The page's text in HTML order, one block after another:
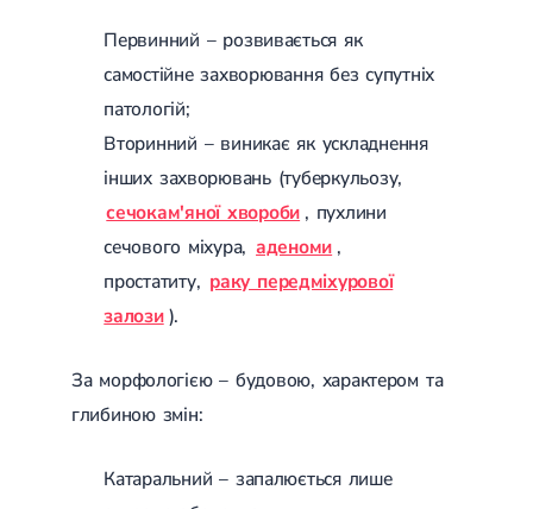
Нецукровий діабет
Дифузний токсичний зоб (Базедова хвороба)
Вузловий зоб
Дифузний зоб
Підгострий тиреоїдит
Аутоиммунный тиреоидит
Хронічний тиреоїдит
Гіпертиреоз
Хвороба Іценко-Кушинга
Гірсутизм
Кіста щитовидної залози
Метаболічний синдром
Ультразвукова терапія
Первинний – розвивається як
самостійне захворювання без супутніх
патологій;
Вторинний – виникає як ускладнення
інших захворювань (туберкульозу,
сечокам'яної хвороби , пухлини
сечового міхура, аденоми ,
простатиту, раку передміхурової
залози).
За морфологією – будовою, характером та
глибиною змін:
Катаральний – запалюється лише